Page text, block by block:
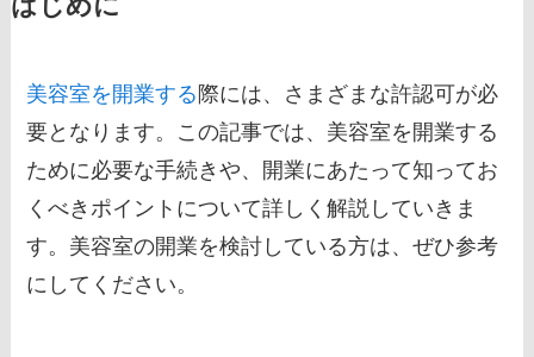
美容室を開業する 際には、さまざまな許認可が必
要となります。この記事では、美容室を開業する
ために必要な手続きや、開業にあたって知ってお
くべきポイントについて詳しく解説していきま
す。美容室の開業を検討している方は、ぜひ参考
にしてください。